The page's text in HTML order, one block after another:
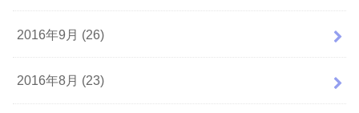
2016年9月 (26)
2016年8月 (23)